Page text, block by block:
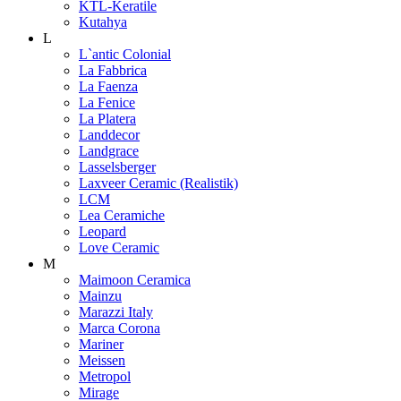
KTL-Keratile
Kutahya
L
L`antic Colonial
La Fabbrica
La Faenza
La Fenice
La Platera
Landdecor
Landgrace
Lasselsberger
Laxveer Ceramic (Realistik)
LCM
Lea Ceramiche
Leopard
Love Ceramic
M
Maimoon Ceramica
Mainzu
Marazzi Italy
Marca Corona
Mariner
Meissen
Metropol
Mirage